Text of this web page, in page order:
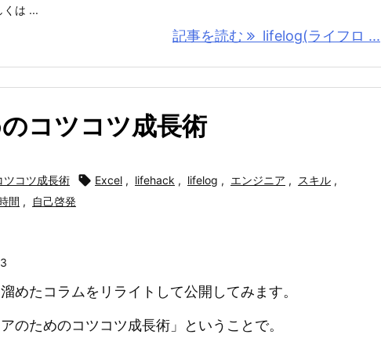
くは ...
記事を読む lifelog(ライフロ ...
コツコツ成長術
ツコツ成長術  Excel , lifehack , lifelog , エンジニア , スキル ,
間 , 自己啓発
めたコラムをリライトして公開してみます。
アのためのコツコツ成長術」ということで。